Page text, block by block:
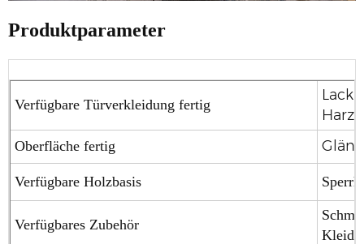
Produktparameter
Verfügbare Türverkleidung fertig
Oberfläche fertig
Verfügbare Holzbasis
Verfügbares Zubehör